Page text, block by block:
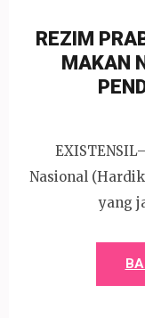
REZIM
MAKAN
Nasional
yang